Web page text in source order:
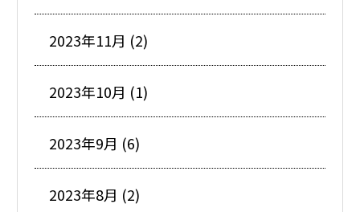
2023年11月 (2)
2023年10月 (1)
2023年9月 (6)
2023年8月 (2)